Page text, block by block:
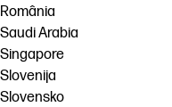
România
Saudi Arabia
Singapore
Slovenija
Slovensko